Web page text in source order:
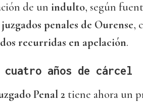
de un indulto, según
penales de Ourense,
dos recurridas en apelación.
cuatro años de cárcel
Penal 2 tiene ahora un